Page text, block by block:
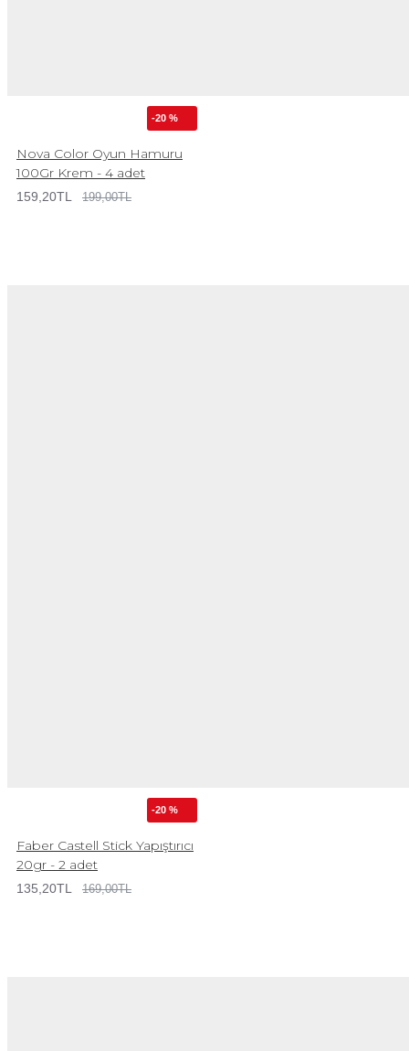
-20 %
Nova Color Oyun Hamuru
100Gr Krem - 4 adet
159,20TL 199,00TL
-20 %
Faber Castell Stick Yapıştırıcı
20gr - 2 adet
135,20TL 169,00TL